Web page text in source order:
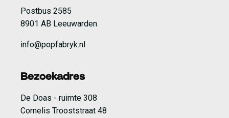
Postbus 2585
8901 AB Leeuwarden
info@popfabryk.nl
Bezoekadres
De Doas - ruimte 308
Cornelis Trooststraat 48